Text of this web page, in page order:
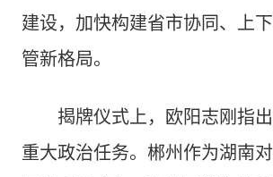
建设，加快构建省市协同、上
管新格局。
揭牌仪式上，欧阳志刚指出
重大政治任务。郴州作为湖南